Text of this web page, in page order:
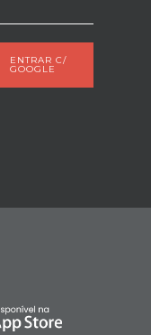
ENTRAR C/
GOOGLE